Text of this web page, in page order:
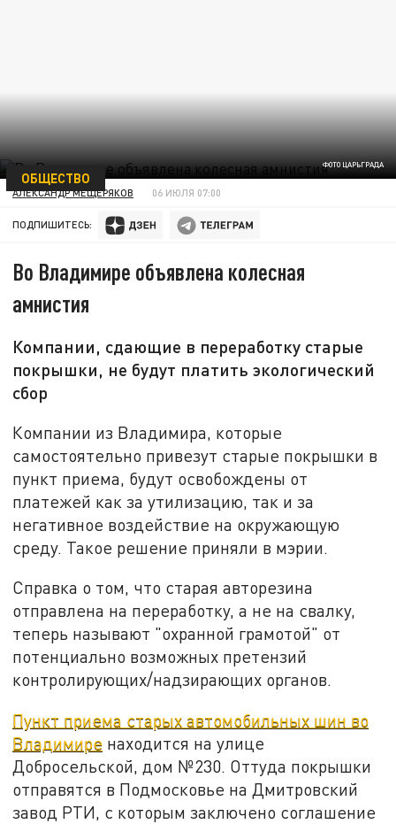
ФОТО ЦАРЬГРАДА
ОБЩЕСТВО
АЛЕКСАНДР МЕЩЕРЯКОВ 06 ИЮЛЯ 07:00
ПОДПИШИТЕСЬ:
Во Владимире объявлена колесная
амнистия
Компании, сдающие в переработку старые
покрышки, не будут платить экологический
сбор
Компании из Владимира, которые
самостоятельно привезут старые покрышки в
пункт приема, будут освобождены от
платежей как за утилизацию, так и за
негативное воздействие на окружающую
среду. Такое решение приняли в мэрии.
Справка о том, что старая авторезина
отправлена на переработку, а не на свалку,
теперь называют "охранной грамотой" от
потенциально возможных претензий
контролирующих/надзирающих органов.
Пункт приема старых автомобильных шин во
Владимире находится на улице
Добросельской, дом №230. Оттуда покрышки
отправятся в Подмосковье на Дмитровский
завод РТИ, с которым заключено соглашение